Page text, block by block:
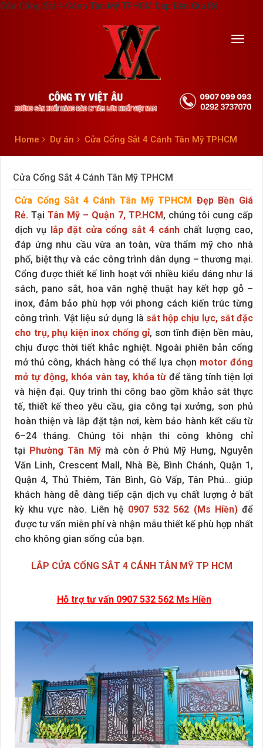
Cửa Cổng Sắt 4 Cánh Tân Mỹ TPHCM Đẹp Bền Giá Rẻ
Home Dự án Cửa Cổng Sắt 4 Cánh Tân Mỹ TPHCM
Cửa Cổng Sắt 4 Cánh Tân Mỹ TPHCM
Cửa Cổng Sắt 4 Cánh Tân Mỹ TPHCM Đẹp Bền Giá
Rẻ.TạiTân Mỹ – Quận 7, TP.HCM , chúng tôi cung cấp
dịch vụ
lắp đặt cửa cổng sắt 4 cánhchất lượng cao,
đáp ứng nhu cầu vừa an toàn, vừa thẩm mỹ cho nhà
phố, biệt thự và các công trình dân dụng – thương mại.
Cổng được thiết kế linh hoạt với nhiều kiểu dáng như lá
sách, pano sắt, hoa văn nghệ thuật hay kết hợp gỗ –
inox, đảm bảo phù hợp với phong cách kiến trúc từng
công trình. Vật liệu sử dụng là sắt hộp chịu lực, sắt đặc
cho trụ, phụ kiện inox chống gỉ, sơn tĩnh điện bền màu,
chịu được thời tiết khắc nghiệt. Ngoài phiên bản cổng
mở thủ công, khách hàng có thể lựa chọn motor đóng
mở tự động, khóa vân tay, khóa từđể tăng tính tiện lợi
và hiện đại. Quy trình thi công bao gồm khảo sát thực
tế, thiết kế theo yêu cầu, gia công tại xưởng, sơn phủ
hoàn thiện và lắp đặt tận nơi, kèm bảo hành kết cấu từ
6–24 tháng. Chúng tôi nhận thi công không chỉ
tại Phường Tân Mỹ mà còn ở Phú Mỹ Hưng, Nguyễn
Văn Linh, Crescent Mall, Nhà Bè, Bình Chánh, Quận 1,
Quận 4, Thủ Thiêm, Tân Bình, Gò Vấp, Tân Phú… giúp
khách hàng dễ dàng tiếp cận dịch vụ chất lượng ở bất
kỳ khu vực nào. Liên hệ 0907 532 562 (Ms Hiền)để
được tư vấn miễn phí và nhận mẫu thiết kế phù hợp nhất
cho không gian sống của bạn.
LẮP CỬA CỔNG SẮT 4 CÁNH TÂN MỸ TP HCM
Hỗ trợ tư vấn 0907 532 562 Ms Hiền